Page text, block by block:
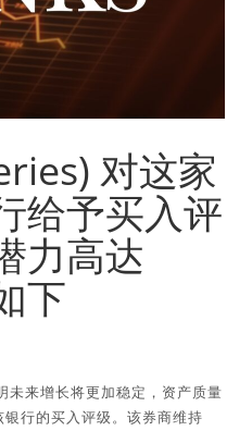
对这家
给予买入评
力高达
下
未来增长将更加稳定，资产质量
行的买入评级。该券商维持